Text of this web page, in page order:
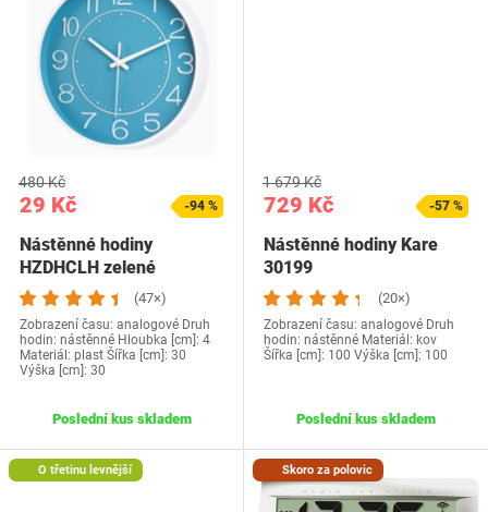
29 Kč
480 Kč
-94 %
Nástěnné hodiny
HZDHCLH zelené
(47×)
Zobrazení času: analogové Druh
hodin: nástěnné Hloubka [cm]: 4
Materiál: plast Šířka [cm]: 30
Výška [cm]: 30
Poslední kus skladem
729 Kč
1 679 Kč
-57 %
Nástěnné hodiny Kare
30199
(20×)
Zobrazení času: analogové Druh
hodin: nástěnné Materiál: kov
Šířka [cm]: 100 Výška [cm]: 100
Poslední kus skladem
O třetinu levnější Skoro za polovic